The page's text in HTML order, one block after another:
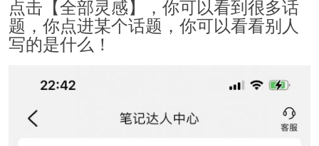
点击【全部灵感】，你可以看到很多话
题，你点进某个话题，你可以看看别人
写的是什么！